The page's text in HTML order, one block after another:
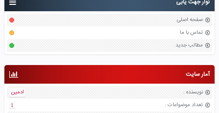
نوار جهت یابی
صفحه اصلی
تماس با ما
مطالب جدید
آمار سایت
نویسنده :
ادمین
تعداد موضواعات :
1